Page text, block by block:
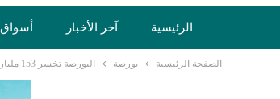
الرئيسية آخر الأخبار أسواق
الصفحة الرئيسية بورصة البورصة تخسر 153 مليار جنيه بختام تعاملات الأربعاء